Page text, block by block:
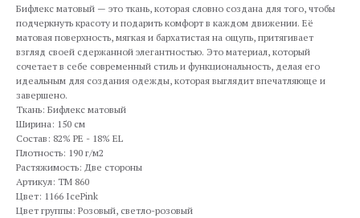
Бифлекс матовый — это ткань, которая словно создана для того, чтобы
подчеркнуть красоту и подарить комфорт в каждом движении. Её
матовая поверхность, мягкая и бархатистая на ощупь, притягивает
взгляд своей сдержанной элегантностью. Это материал, который
сочетает в себе современный стиль и функциональность, делая его
идеальным для создания одежды, которая выглядит впечатляюще и
завершено.
Ткань: Бифлекс матовый
Ширина: 150 см
Состав: 82% PE - 18% EL
Плотность: 190 г/м2
Растяжимость: Две стороны
Артикул: TM 860
Цвет: 1166 IcePink
Цвет группы: Розовый, светло-розовый